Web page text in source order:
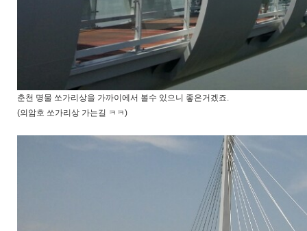
춘천 명물 쏘가리상을 가까이에서 볼수 있으니 좋은거겠죠.
(의암호 쏘가리상 가는길 ㅋㅋ)